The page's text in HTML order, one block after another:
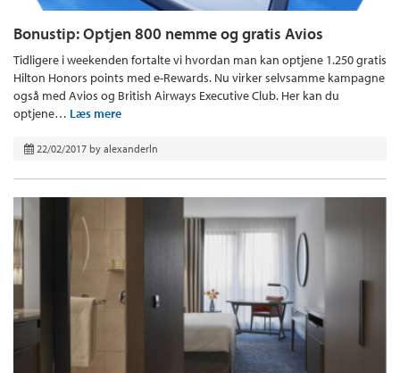
Bonustip: Optjen 800 nemme og gratis Avios
Tidligere i weekenden fortalte vi hvordan man kan optjene 1.250 gratis
Hilton Honors points med e-Rewards. Nu virker selvsamme kampagne
også med Avios og British Airways Executive Club. Her kan du
optjene… Læs mere
22/02/2017 by alexanderln